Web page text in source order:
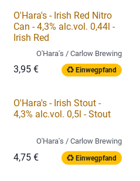
O'Hara's - Irish Red Nitro
Can - 4,3% alc.vol. 0,44l -
Irish Red
O'Hara's / Carlow Brewing
3,95 € Einwegpfand
O'Hara's - Irish Stout -
4,3% alc.vol. 0,5l - Stout
O'Hara's / Carlow Brewing
4,75 € Einwegpfand